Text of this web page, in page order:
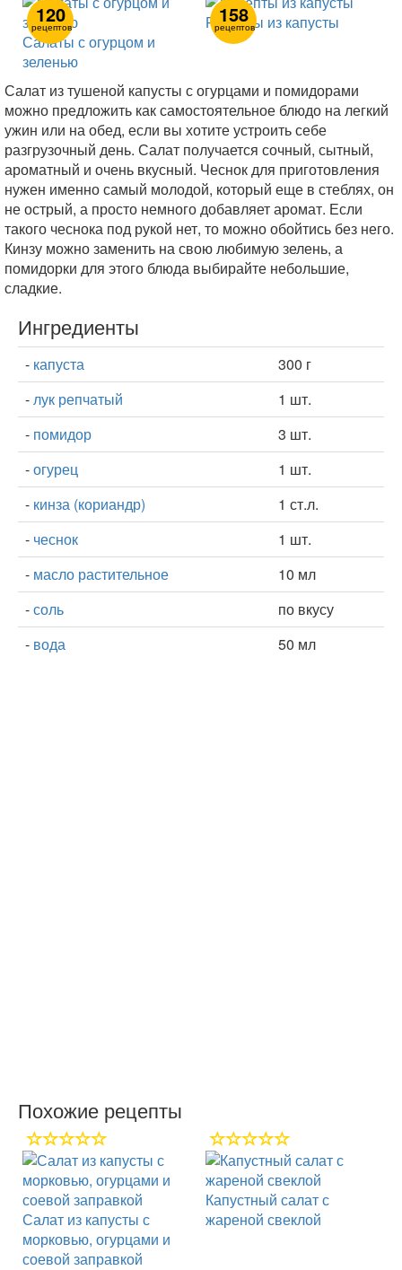
120
рецептов
Салаты с огурцом и
зеленью
158
рецептов
Рецепты из капусты
Салат из тушеной капусты с огурцами и помидорами
можно предложить как самостоятельное блюдо на легкий
ужин или на обед, если вы хотите устроить себе
разгрузочный день. Салат получается сочный, сытный,
ароматный и очень вкусный. Чеснок для приготовления
нужен именно самый молодой, который еще в стеблях, он
не острый, а просто немного добавляет аромат. Если
такого чеснока под рукой нет, то можно обойтись без него.
Кинзу можно заменить на свою любимую зелень, а
помидорки для этого блюда выбирайте небольшие,
сладкие.
Ингредиенты
- капуста
300 г
-лук репчатый
1 шт.
- помидор
3 шт.
-огурец
1 шт.
- кинза (кориандр)
1 ст.л.
- чеснок
1 шт.
- масло растительное
10 мл
-соль
по вкусу
- вода 50 мл
Похожие рецепты
Салат из капусты с
морковью, огурцами и
соевой заправкой
Капустный салат с
жареной свеклой